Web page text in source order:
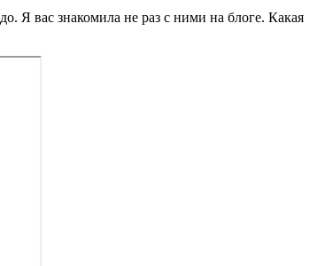
Я вас знакомила не раз с ними на блоге. Какая